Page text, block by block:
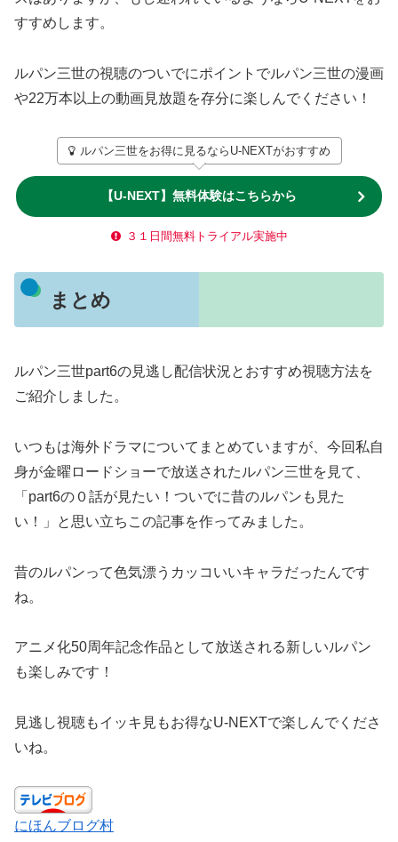
すすめします。
ルパン三世の視聴のついでにポイントでルパン三世の漫画
や22万本以上の動画見放題を存分に楽しんでください！
ルパン三世をお得に見るならU-NEXTがおすすめ
【U-NEXT】無料体験はこちらから
３１日間無料トライアル実施中
まとめ
ルパン三世part6の見逃し配信状況とおすすめ視聴方法を
ご紹介しました。
いつもは海外ドラマについてまとめていますが、今回私自
身が金曜ロードショーで放送されたルパン三世を見て、
「part6の０話が見たい！ついでに昔のルパンも見た
い！」と思い立ちこの記事を作ってみました。
昔のルパンって色気漂うカッコいいキャラだったんです
ね。
アニメ化50周年記念作品として放送される新しいルパン
も楽しみです！
見逃し視聴もイッキ見もお得なU-NEXTで楽しんでくださ
いね。
にほんブログ村